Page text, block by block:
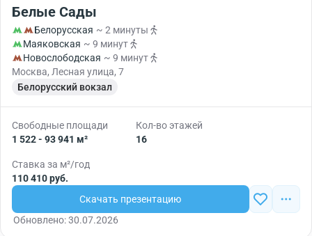
Белые Сады
Белорусская ~ 2 минуты
Маяковская ~ 9 минут
Новослободская ~ 9 минут
Москва, Лесная улица, 7
Белорусский вокзал
Свободные площади
1 522 - 93 941 м²
Кол-во этажей
16
Ставка за м²/год
110 410 руб.
Скачать презентацию
Обновлено: 30.07.2026